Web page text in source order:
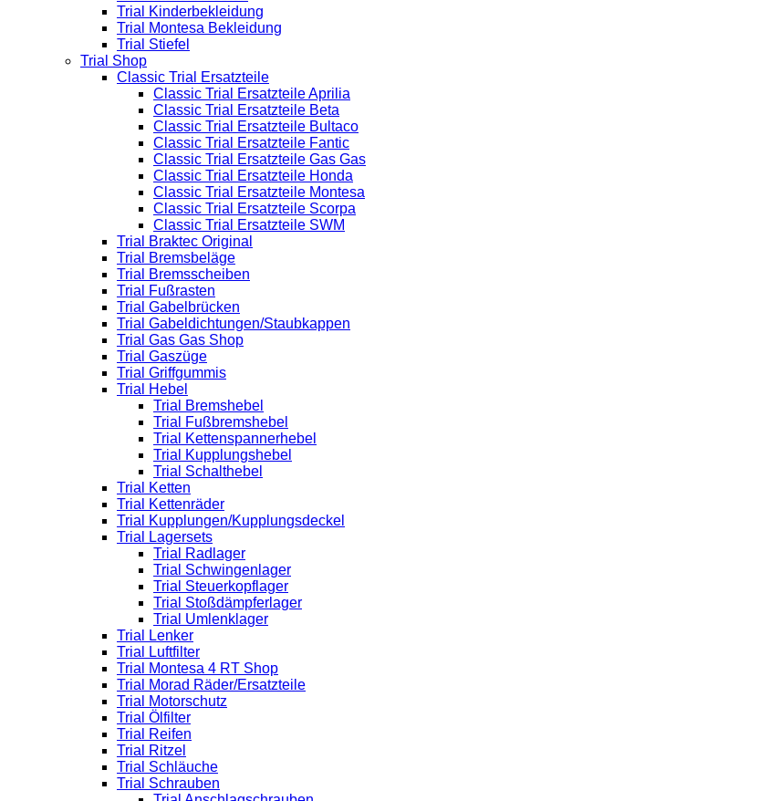
Trial Kinderbekleidung
Trial Montesa Bekleidung
Trial Stiefel
Trial Shop
Classic Trial Ersatzteile
Classic Trial Ersatzteile Aprilia
Classic Trial Ersatzteile Beta
Classic Trial Ersatzteile Bultaco
Classic Trial Ersatzteile Fantic
Classic Trial Ersatzteile Gas Gas
Classic Trial Ersatzteile Honda
Classic Trial Ersatzteile Montesa
Classic Trial Ersatzteile Scorpa
Classic Trial Ersatzteile SWM
Trial Braktec Original
Trial Bremsbeläge
Trial Bremsscheiben
Trial Fußrasten
Trial Gabelbrücken
Trial Gabeldichtungen/Staubkappen
Trial Gas Gas Shop
Trial Gaszüge
Trial Griffgummis
Trial Hebel
Trial Bremshebel
Trial Fußbremshebel
Trial Kettenspannerhebel
Trial Kupplungshebel
Trial Schalthebel
Trial Ketten
Trial Kettenräder
Trial Kupplungen/Kupplungsdeckel
Trial Lagersets
Trial Radlager
Trial Schwingenlager
Trial Steuerkopflager
Trial Stoßdämpferlager
Trial Umlenklager
Trial Lenker
Trial Luftfilter
Trial Montesa 4 RT Shop
Trial Morad Räder/Ersatzteile
Trial Motorschutz
Trial Ölfilter
Trial Reifen
Trial Ritzel
Trial Schläuche
Trial Schrauben